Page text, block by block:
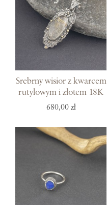
Srebrny wisior z kwarcem
rutylowym i złotem 18K
680,00 zł